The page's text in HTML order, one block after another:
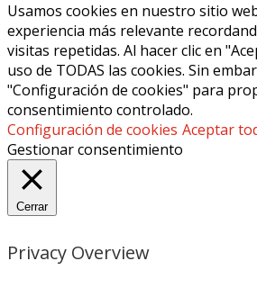
Usamos cookies en nuestro sitio
experiencia más relevante
visitas repetidas. Al hacer clic en
uso de TODAS las cookies. Sin
"Configuración de cookies" para
consentimiento controlado.
Configuración de cookies Aceptar
Gestionar consentimiento
Cerrar
Privacy Overview